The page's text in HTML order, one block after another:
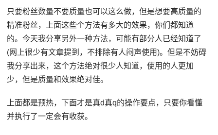
只要粉丝数量不要质量也可以这么做，但是想要高质量的
精准粉丝，上面这些个方法有多大的效果，你们都知道
的。今天我分享另外一种方法，可能有部分人已经知道了
(网上很少有文章提到，不排除有人闷声使用)。但是不妨碍
我分享出来，这个方法绝对很少人知道，使用的人更加
少，但是质量和效果绝对佳。
上面都是预热，下面才是真d真q的操作要点，只要你看懂
并执行了一定会有收获。